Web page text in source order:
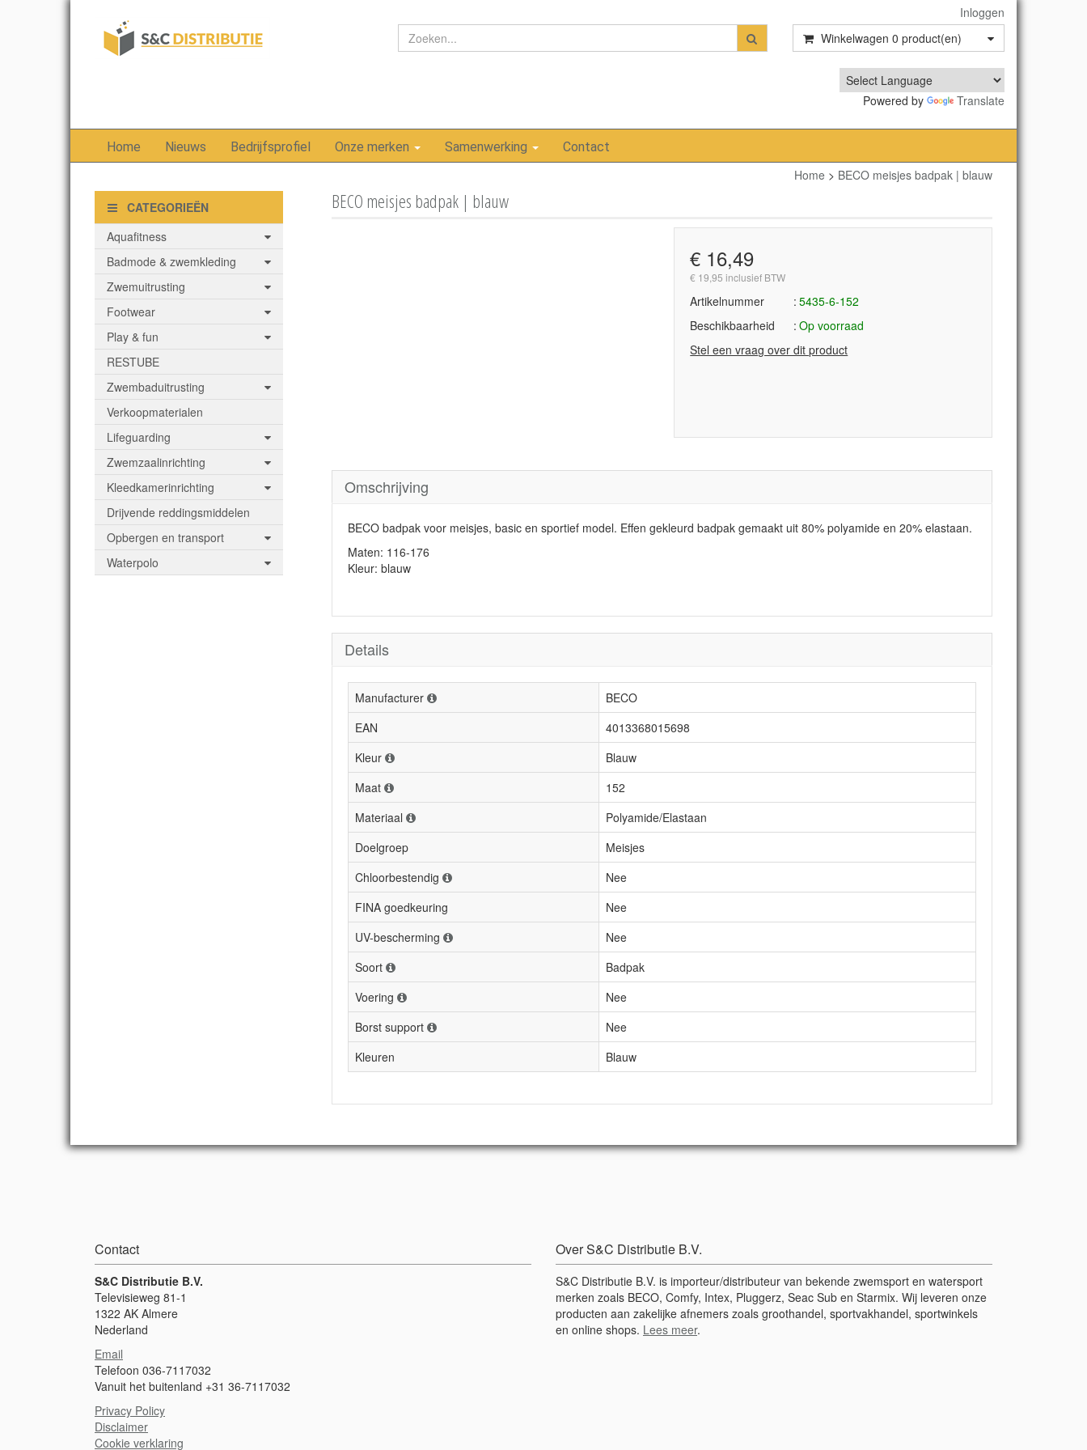
Inloggen
Winkelwagen 0 product(en)
Powered by Translate
Home Nieuws Bedrijfsprofiel Onze merken Samenwerking Contact
Home > BECO meisjes badpak | blauw
CATEGORIEËN
Aquafitness
Badmode & zwemkleding
Zwemuitrusting
Footwear
Play & fun
RESTUBE
Zwembaduitrusting
Verkoopmaterialen
Lifeguarding
Zwemzaalinrichting
Kleedkamerinrichting
Drijvende reddingsmiddelen
Opbergen en transport
Waterpolo
BECO meisjes badpak | blauw
€ 16,49
€ 19,95 inclusief BTW
Artikelnummer
5435-6-152
Beschikbaarheid
Op voorraad
Stel een vraag over dit product
Omschrijving
BECO badpak voor meisjes, basic en sportief model. Effen gekleurd badpak gemaakt uit 80% polyamide en 20% elastaan.
Maten: 116-176
Kleur: blauw
Details
Manufacturer
BECO
EAN
4013368015698
Kleur
Blauw
Maat
152
Materiaal
Polyamide/Elastaan
Doelgroep
Meisjes
Chloorbestendig
Nee
FINA goedkeuring
Nee
UV-bescherming
Nee
Soort
Badpak
Voering
Nee
Borst support
Nee
Kleuren
Blauw
Contact
S&C Distributie B.V.
Televisieweg 81-1
1322 AK Almere
Nederland
Email
Telefoon 036-7117032
Vanuit het buitenland +31 36-7117032
Privacy Policy
Disclaimer
Cookie verklaring
Over S&C Distributie B.V.
S&C Distributie B.V. is importeur/distributeur van bekende zwemsport en watersport
merken zoals BECO, Comfy, Intex, Pluggerz, Seac Sub en Starmix. Wij leveren onze
producten aan zakelijke afnemers zoals groothandel, sportvakhandel, sportwinkels
en online shops. Lees meer.